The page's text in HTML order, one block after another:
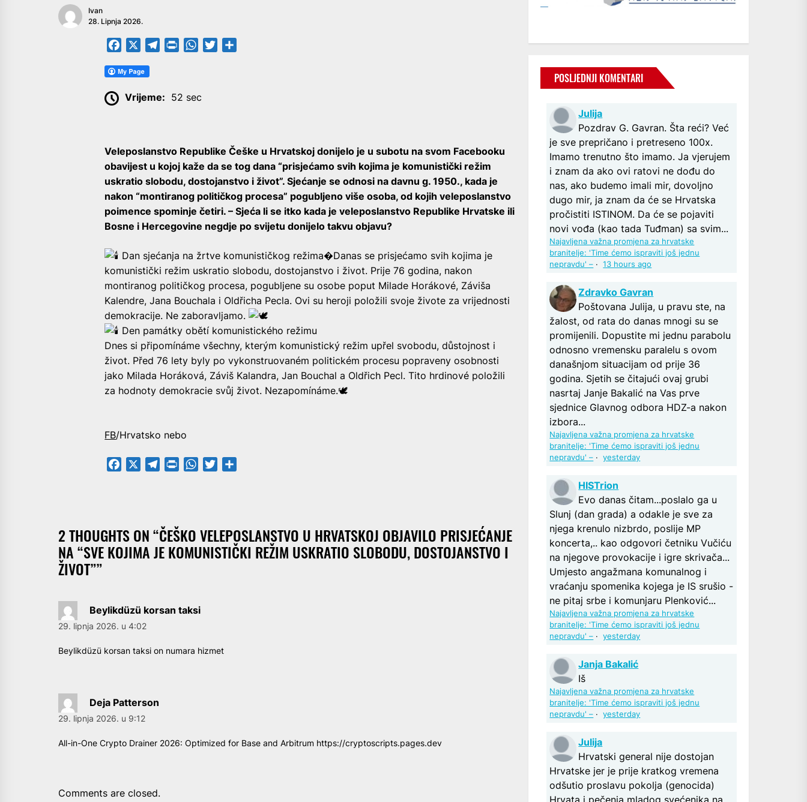
Ivan
28. Lipnja 2026.
FacebookTelegramPrintFriendly
WhatsApp
Twitter
Vrijeme: 52 sec
Veleposlanstvo Republike Češke u Hrvatskoj donijelo je u subotu na svom Facebooku
obavijest u kojoj kaže da se tog dana “prisjećamo svih kojima je komunistički režim
uskratio slobodu, dostojanstvo i život”. Sjećanje se odnosi na davnu g. 1950., kada je
nakon “montiranog političkog procesa” pogubljeno više osoba, od kojih veleposlanstvo
poimence spominje četiri. – Sjeća li se itko kada je veleposlanstvo Republike Hrvatske ili
Bosne i Hercegovine negdje po svijetu donijelo takvu objavu?
Dan sjećanja na žrtve komunističkog režima�Danas se prisjećamo svih kojima je
komunistički režim uskratio slobodu, dostojanstvo i život. Prije 76 godina, nakon
montiranog političkog procesa, pogubljene su osobe poput Milade Horákové, Záviša
Kalendre, Jana Bouchala i Oldřicha Pecla. Ovi su heroji položili svoje živote za vrijednosti
demokracije. Ne zaboravljamo.
Den památky obětí komunistického režimu
Dnes si připomínáme všechny, kterým komunistický režim upřel svobodu, důstojnost i
život. Před 76 lety byly po vykonstruovaném politickém procesu popraveny osobnosti
jako Milada Horáková, Záviš Kalandra, Jan Bouchal a Oldřich Pecl. Tito hrdinové položili
za hodnoty demokracie svůj život. Nezapomínáme.🕊️
FB/Hrvatsko nebo
FacebookTelegramPrintFriendly
WhatsApp
Twitter
2 THOUGHTS ON “ČEŠKO VELEPOSLANSTVO U HRVATSKOJ OBJAVILO PRISJEĆANJE
NA “SVE KOJIMA JE KOMUNISTIČKI REŽIM USKRATIO SLOBODU, DOSTOJANSTVO I
ŽIVOT””
Beylikdüzü korsan taksi
29. lipnja 2026. u 4:02
Beylikdüzü korsan taksi on numara hizmet
Deja Patterson
29. lipnja 2026. u 9:12
All-in-One Crypto Drainer 2026: Optimized for Base and Arbitrum https://cryptoscripts.pages.dev
Comments are closed.
POSLJEDNJI KOMENTARI
Julija
Pozdrav G. Gavran. Šta reći? Već
je sve prepričano i pretreseno 100x.
Imamo trenutno što imamo. Ja vjerujem
i znam da ako ovi ratovi ne dođu do
nas, ako budemo imali mir, dovoljno
dugo mir, ja znam da će se Hrvatska
pročistiti ISTINOM. Da će se pojaviti
novi vođa (kao tada Tuđman) sa svim...
Najavljena važna promjena za hrvatske
branitelje: 'Time ćemo ispraviti još jednu
nepravdu' – ·13 hours ago
Zdravko Gavran
Poštovana Julija, u pravu ste, na
žalost, od rata do danas mnogi su se
promijenili. Dopustite mi jednu parabolu
odnosno vremensku paralelu s ovom
današnjom situacijam od prije 36
godina. Sjetih se čitajući ovaj grubi
nasrtaj Janje Bakalić na Vas prve
sjednice Glavnog odbora HDZ-a nakon
izbora...
Najavljena važna promjena za hrvatske
branitelje: 'Time ćemo ispraviti još jednu
nepravdu' – ·yesterday
HISTrion
Evo danas čitam...poslalo ga u
Slunj (dan grada) a odakle je sve za
njega krenulo nizbrdo, poslije MP
koncerta,.. kao odgovori četniku Vučiću
na njegove provokacije i igre skrivača...
Umjesto angažmana komunalnog i
vraćanju spomenika kojega je IS srušio -
ne pitaj srbe i komunjaru Plenković...
Najavljena važna promjena za hrvatske
branitelje: 'Time ćemo ispraviti još jednu
nepravdu' – ·yesterday
Janja Bakalić
Iš
Najavljena važna promjena za hrvatske
branitelje: 'Time ćemo ispraviti još jednu
nepravdu' – ·yesterday
Julija
Hrvatski general nije dostojan
Hrvatske jer je prije kratkog vremena
odšutio proslavu pokolja (genocida)
Hrvata i pečenja mladog svećenika na